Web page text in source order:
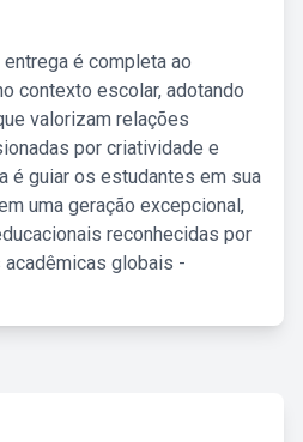
é completa ao
contexto escolar, adotando
valorizam relações
por criatividade e
é guiar os estudantes em sua
uma geração excepcional,
reconhecidas por
globais -